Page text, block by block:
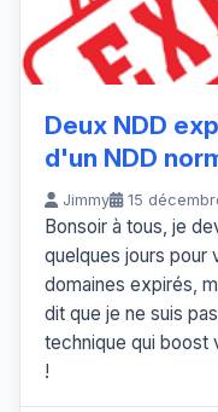
Deux NDD
d'un NDD
Jimmy 15
Bonsoir à tous, je
quelques jours pour
domaines expirés,
dit que je ne suis
technique qui boost
!